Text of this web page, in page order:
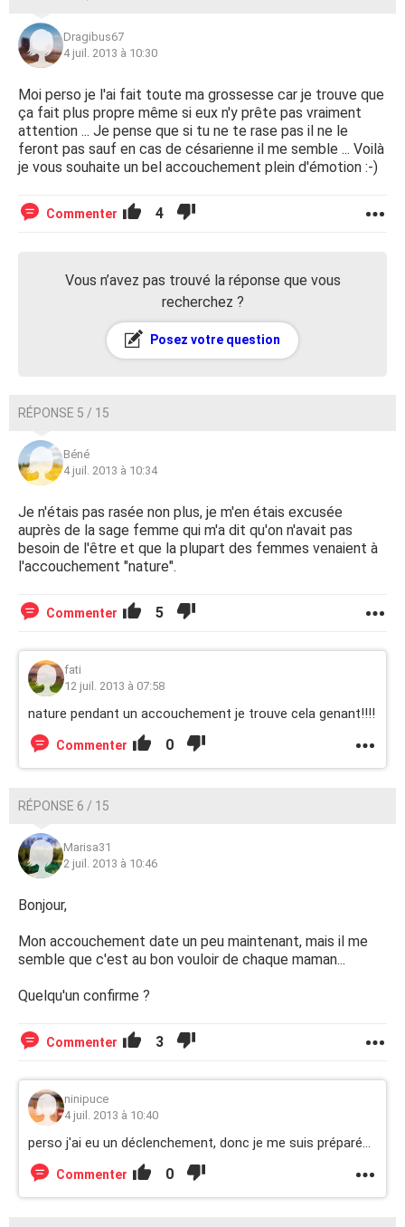
Dragibus67
4 juil. 2013 à 10:30
Moi perso je l'ai fait toute ma grossesse car je trouve que
ça fait plus propre même si eux n'y prête pas vraiment
attention ... Je pense que si tu ne te rase pas il ne le
feront pas sauf en cas de césarienne il me semble ... Voilà
je vous souhaite un bel accouchement plein d'émotion :-)
Commenter 4
Vous n’avez pas trouvé la réponse que vous
recherchez ?
Posez votre question
RÉPONSE 5 / 15
Béné
4 juil. 2013 à 10:34
Je n'étais pas rasée non plus, je m'en étais excusée
auprès de la sage femme qui m'a dit qu'on n'avait pas
besoin de l'être et que la plupart des femmes venaient à
l'accouchement "nature".
Commenter 5
fati
12 juil. 2013 à 07:58
nature pendant un accouchement je trouve cela genant!!!!
Commenter 0
RÉPONSE 6 / 15
Marisa31
2 juil. 2013 à 10:46
Bonjour,
Mon accouchement date un peu maintenant, mais il me
semble que c'est au bon vouloir de chaque maman...
Quelqu'un confirme ?
Commenter 3
ninipuce
4 juil. 2013 à 10:40
perso j'ai eu un déclenchement, donc je me suis préparé...
Commenter 0